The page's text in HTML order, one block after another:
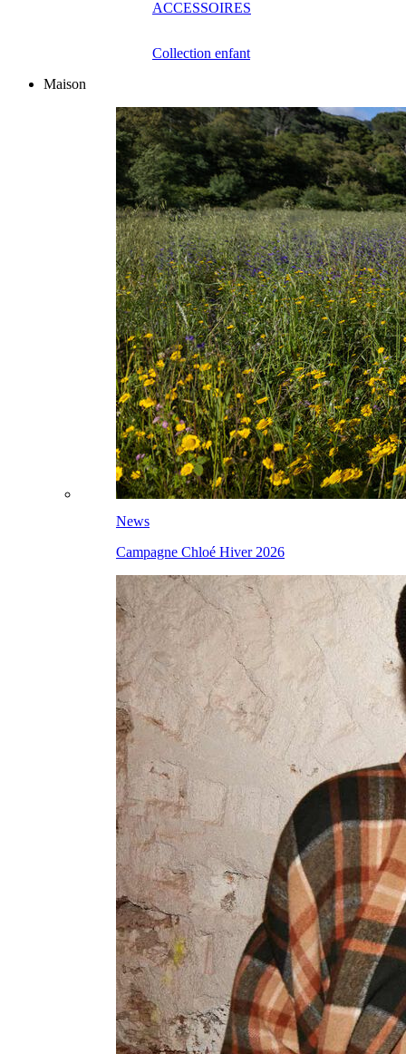
ACCESSOIRES
Collection enfant
Maison
News
Campagne Chloé Hiver 2026